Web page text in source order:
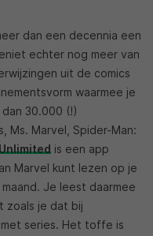
dan een decennia een
echter nog meer van
uit de comics
waarmee je
30.000 (!)
Ms. Marvel, Spider-Man:
is een app
Marvel kunt lezen op je
Je leest daarmee
zoals je dat bij
series. Het toffe is